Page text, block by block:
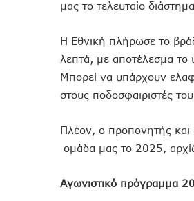
μας το τελευταίο
Η Εθνική πλήρωσε το
λεπτά, με αποτέλεσμα το
Μπορεί να υπάρχουν
στους ποδοσφαιριστές
Πλέον, ο προπονητής και
ομάδα μας το 2025,
Αγωνιστικό πρόγραμμα